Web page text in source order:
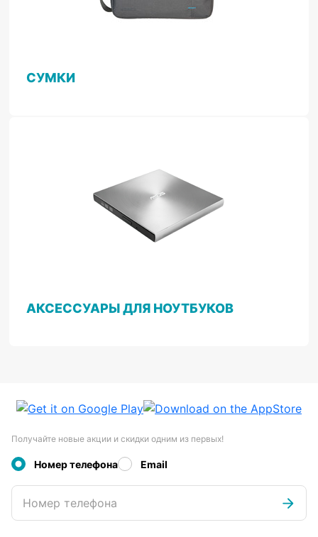
СУМКИ
АКСЕССУАРЫ ДЛЯ НОУТБУКОВ
Получайте новые акции и скидки одним из первых!
Номер телефона Email
Номер телефона